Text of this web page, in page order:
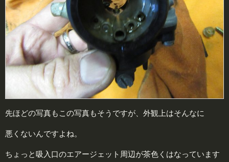
先ほどの写真もこの写真もそうですが、外観上はそんなに
悪くないんですよね。
ちょっと吸入口のエアージェット周辺が茶色くはなっています